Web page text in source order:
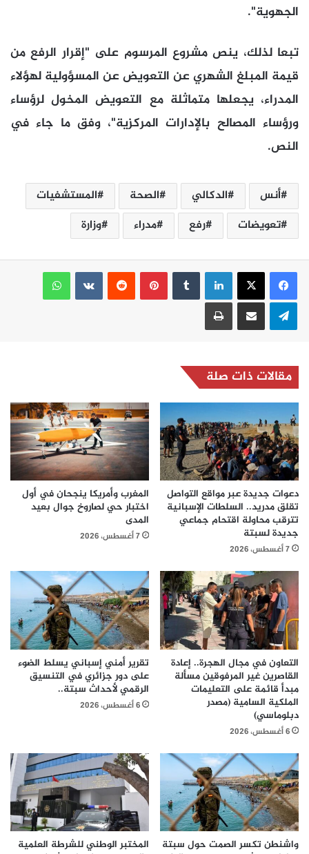
الجهوية".
تبعا لذلك، ينص مشروع المرسوم على "إقرار الرفع من
قيمة المبلغ الشهري عن التعويض عن المسؤولية لهؤلاء
المدراء، يجعلها متماثلة مع التعويض المخول لرؤساء
ورؤساء المصالح بالإدارات المركزية"، وفق ما جاء في
النص.
أنس الدكالي الصحة
المستشفيات
تعويضات
رفع مدراء وزارة
لينكدإن بينتيريست
واتساب
تيلقرام مشاركة عبر البريد طباعة
مقالات ذات صلة
دعوات جديدة عبر مواقع التواصل
تقلق مدريد.. السلطات الإسبانية
تترقب محاولة اقتحام جماعي
جديدة لسبتة
7 أغسطس، 2026
المغرب وأمريكا ينجحان في أول
اختبار حي لصاروخ جوال بعيد
المدى
7 أغسطس، 2026
التعاون في مجال الهجرة.. إعادة
القاصرين غير المرفوقين مسألة
مبدأ قائمة على التعليمات
الملكية السامية (مصدر
دبلوماسي)
6 أغسطس، 2026
تقرير أمني إسباني يسلط الضوء
على دور جزائري في التنسيق
الرقمي لأحداث سبتة..
6 أغسطس، 2026
واشنطن تكسر الصمت حول سبتة
المختبر الوطني للشرطة العلمية